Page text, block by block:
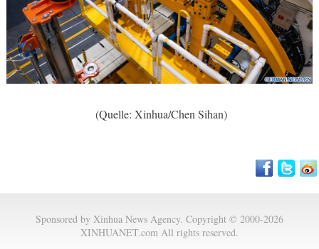
(Quelle: Xinhua/Chen Sihan)
Sponsored by Xinhua News Agency. Copyright © 2000-2026
XINHUANET.com All rights reserved.